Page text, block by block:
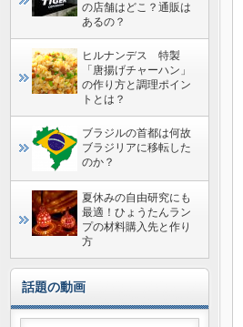
の店舗はどこ？通販は
あるの？
ヒルナンデス 特製
「唐揚げチャーハン」
の作り方と調理ポイン
トとは？
ブラジルの首都は何故
ブラジリアに移転した
のか？
夏休みの自由研究にも
最適！ひょうたんラン
プの材料購入先と作り
方
話題の動画